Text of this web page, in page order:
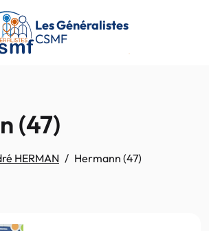
Les Généralistes
CSMF
(47)
HERMAN Hermann (47)